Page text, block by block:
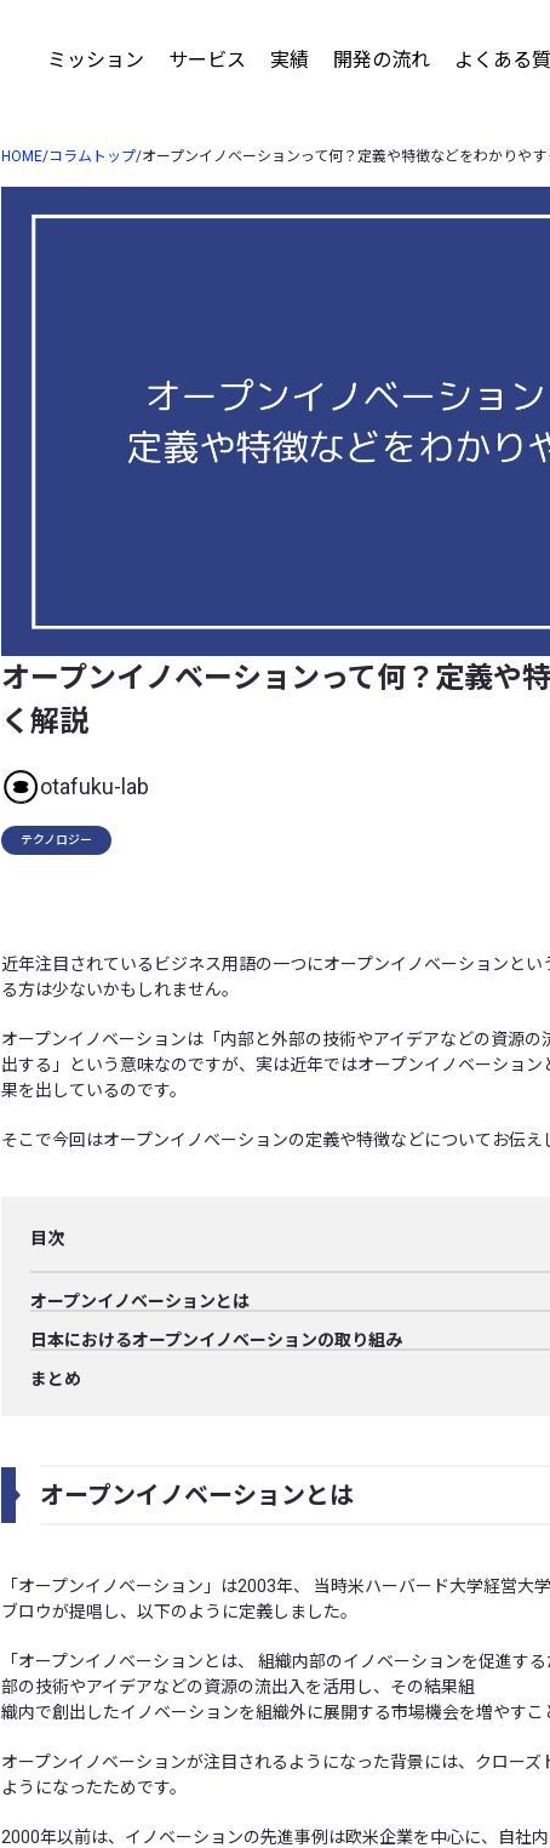
ミッション サービス 実績 開発の流れ よくある
HOME/コラムトップ/オープンイノベーションって何？定義や特徴などをわかりやす
オープンイノベーションって何？定義や
く解説
otafuku-lab
テクノロジー
近年注目されているビジネス用語の一つにオープンイノベーションと
る方は少ないかもしれません。
オープンイノベーションは「内部と外部の技術やアイデアなどの資源の
出する」という意味なのですが、実は近年ではオープンイノベーショ
果を出しているのです。
そこで今回はオープンイノベーションの定義や特徴などについてお伝え
目次
オープンイノベーションとは
日本におけるオープンイノベーションの取り組み
まとめ
オープンイノベーションとは
「オープンイノベーション」は2003年、 当時米ハーバード大学経営大
ブロウが提唱し、以下のように定義しました。
「オープンイノベーションとは、 組織内部のイノベーションを促進す
部の技術やアイデアなどの資源の流出入を活用し、その結果組
織内で創出したイノベーションを組織外に展開する市場機会を増やすこ
オープンイノベーションが注目されるようになった背景には、クロー
ようになったためです。
2000年以前は、イノベーションの先進事例は欧米企業を中心に、自社